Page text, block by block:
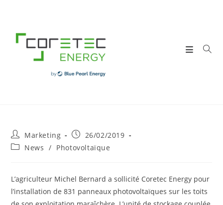
content
Post
author:
Marketing
Post
published:
26/02/2019
PostNews / Photovoltaïque
L’agriculteur Michel Bernard a sollicité Coretec Energy pour
l’installation de 831 panneaux photovoltaïques sur les toits